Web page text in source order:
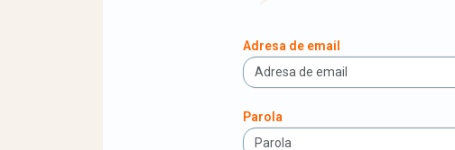
Adresa de email
Parola